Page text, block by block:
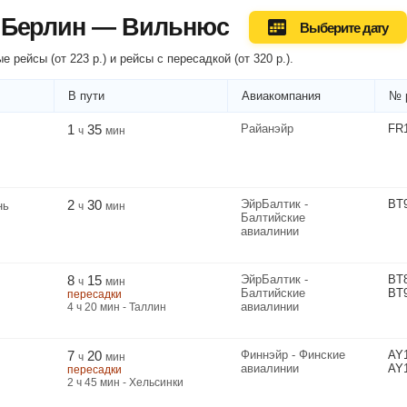
Берлин — Вильнюс Выберите дату
рейсы (от 223 р.) и рейсы с пересадкой (от 320 р.).
В пути Авиакомпания №
1 ч 35 мин Райанэйр
2 ч 30 мин
ЭйрБалтик -
Балтийские
авиалинии
8 ч 15 мин
пересадки
4 ч 20 мин - Таллин
ЭйрБалтик -
Балтийские
авиалинии
7 ч 20 мин
пересадки
2 ч 45 мин - Хельсинки
Финнэйр - Финские
авиалинии